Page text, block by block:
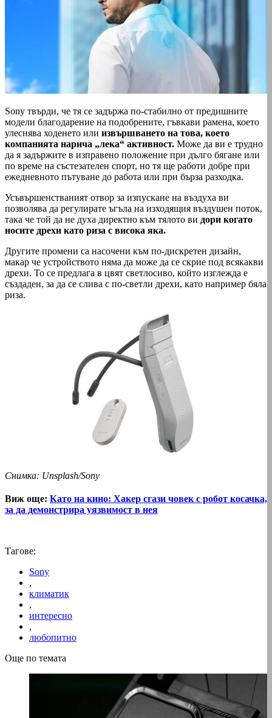
Sony твърди, че тя се задържа по-стабилно от предишните
модели благодарение на подобрените, гъвкави рамена, което
улеснява ходенето или извършването на това, което
компанията нарича „лека“ активност. Може да ви е трудно
да я задържите в изправено положение при дълго бягане или
по време на състезателен спорт, но тя ще работи добре при
ежедневното пътуване до работа или при бърза разходка.
Усъвършенстваният отвор за изпускане на въздуха ви
позволява да регулирате ъгъла на изходящия въздушен поток,
така че той да не духа директно към тялото ви дори когато
носите дрехи като риза с висока яка.
Другите промени са насочени към по-дискретен дизайн,
макар че устройството няма да може да се скрие под всякакви
дрехи. То се предлага в цвят светлосиво, който изглежда е
създаден, за да се слива с по-светли дрехи, като например бяла
риза.
Снимка: Unsplash/Sony
Виж още: Като на кино: Хакер сгази човек с робот косачка,
за да демонстрира уязвимост в нея
Тагове:
Sony
,
климатик
,
интересно
,
любопитно
Още по темата